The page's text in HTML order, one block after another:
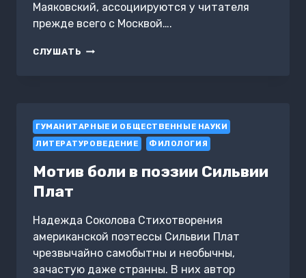
Маяковский, ассоциируются у читателя
прежде всего с Москвой….
СЛУШАТЬ ПЕТЕРБУРГ
МАЯКОВСКИЙ
ГУМАНИТАРНЫЕ И ОБЩЕСТВЕННЫЕ НАУКИ
ЛИТЕРАТУРОВЕДЕНИЕ
ФИЛОЛОГИЯ
Мотив боли в поэзии Сильвии
Плат
Надежда Соколова Стихотворения
американской поэтессы Сильвии Плат
чрезвычайно самобытны и необычны,
зачастую даже странны. В них автор